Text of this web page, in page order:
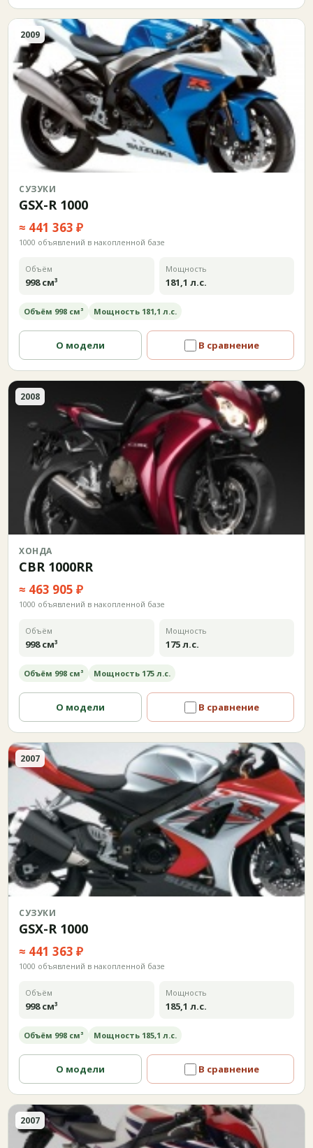
2009
СУЗУКИ
GSX-R 1000
≈ 441 363 ₽
1000 объявлений в накопленной базе
Объём
998 см³
Мощность
181,1 л.с.
Объём 998 см³ Мощность 181,1 л.с.
О модели В сравнение
2008
ХОНДА
CBR 1000RR
≈ 463 905 ₽
1000 объявлений в накопленной базе
Объём
998 см³
Мощность
175 л.с.
Объём 998 см³ Мощность 175 л.с.
О модели В сравнение
2007
СУЗУКИ
GSX-R 1000
≈ 441 363 ₽
1000 объявлений в накопленной базе
Объём
998 см³
Мощность
185,1 л.с.
Объём 998 см³ Мощность 185,1 л.с.
О модели В сравнение
2007